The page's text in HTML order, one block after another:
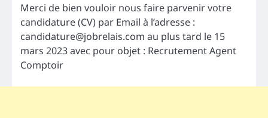
Merci de bien vouloir nous faire parvenir votre
candidature (CV) par Email à l’adresse :
candidature@jobrelais.com au plus tard le 15
mars 2023 avec pour objet : Recrutement Agent
Comptoir